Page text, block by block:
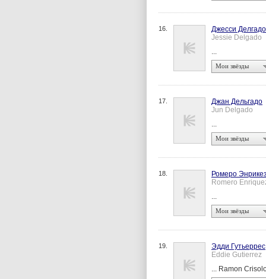
16.
Джесси Делгадо
Jessie Delgado
...
Мои звёзды
17.
Джан Дельгадо
Jun Delgado
...
Мои звёзды
18.
Ромеро
Romero
...
Мои звёзды
19.
Эдди Гутьеррес
Eddie Gutierrez
... Ramon